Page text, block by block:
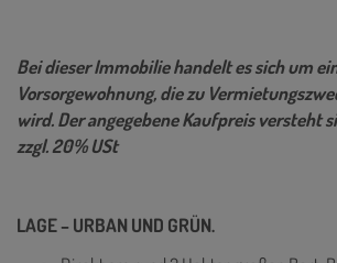
Bei dieser Immobilie handelt es sich um
Vorsorgewohnung, die zu
wird. Der angegebene Kaufpreis versteht
zzgl. 20% USt
LAGE – URBAN UND GRÜN.